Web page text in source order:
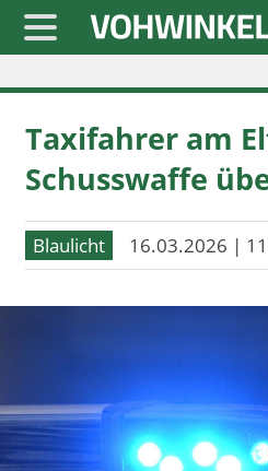
Startseite
» Blaulicht
» Freizeit
» Notizen
» Politik
» Wirtschaft
Werbung
Datenschutz
Taxifahrer am
Schusswaffe
Blaulicht 16.03.2026 |